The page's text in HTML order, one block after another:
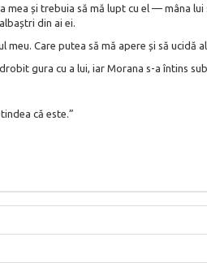
mea și trebuia să mă lupt cu el — mâna
din ai ei.
Care putea să mă apere și să ucidă
gura cu a lui, iar Morana s-a întins sub
că este.”